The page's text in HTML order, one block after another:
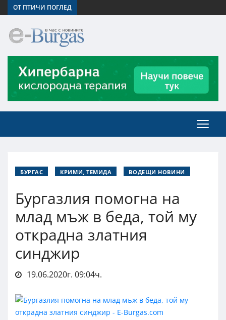
ОТ ПТИЧИ ПОГЛЕД
БУРГАС КРИМИ, ТЕМИДА ВОДЕЩИ НОВИНИ
Бургазлия помогна на
млад мъж в беда, той му
открадна златния
синджир
19.06.2020г. 09:04ч.